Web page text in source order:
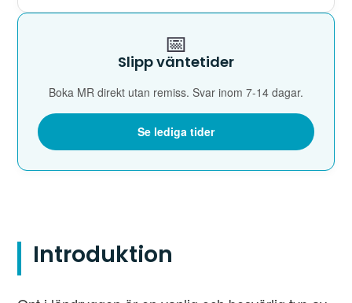
Introduktion
📅
Slipp väntetider
Boka MR direkt utan remiss. Svar inom 7-14 dagar.
Se lediga tider